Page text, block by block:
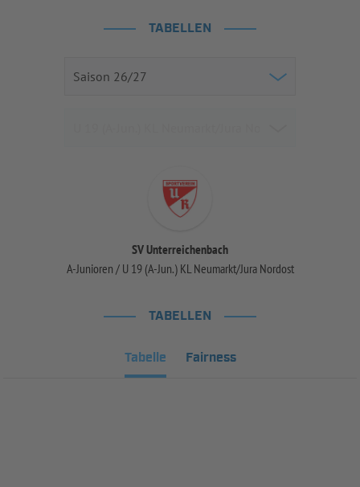
TABELLEN
SV Unterreichenbach
A-Junioren / U 19 (A-Jun.) KL Neumarkt/Jura Nordost
TABELLEN
Tabelle Fairness